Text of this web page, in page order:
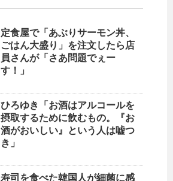
定食屋で「あぶりサーモン丼、
ごはん大盛り」を注文したら店
員さんが「さあ問題でぇー
す！」
ひろゆき「お酒はアルコールを
摂取するために飲むもの。『お
酒がおいしい』という人は嘘つ
き」
寿司を食べた韓国人が細菌に感